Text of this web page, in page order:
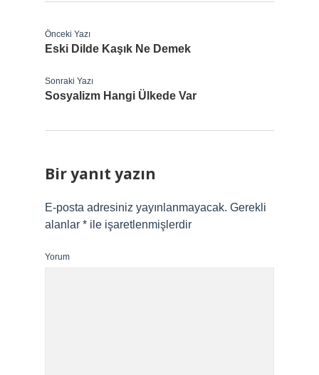
Önceki Yazı
Eski Dilde Kaşık Ne Demek
Sonraki Yazı
Sosyalizm Hangi Ülkede Var
Bir yanıt yazın
E-posta adresiniz yayınlanmayacak. Gerekli
alanlar * ile işaretlenmişlerdir
Yorum